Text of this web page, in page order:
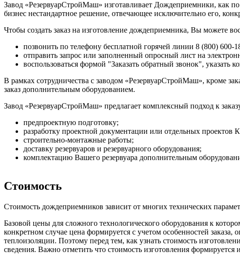
Завод «РезервуарСтройМаш» изготавливает Дождеприемники, как
бизнес нестандартное решение, отвечающее исключительно его,
Чтобы создать заказ на изготовление дождеприемника, Вы можете
позвонить по телефону бесплатной горячей линии 8 (800) 600-
отправить запрос или заполненный опросный лист на
воспользоваться формой "Заказать обратный звонок",
В рамках сотрудничества с заводом «РезервуарСтройМаш», кроме
заказ дополнительным оборудованием.
Завод «РезервуарСтройМаш» предлагает комплексный подход к
предпроектную подготовку;
разработку проектной документации или отдельных
строительно-монтажные работы;
доставку резервуаров и резервуарного оборудования;
комплектацию Вашего резервуара дополнительным
Стоимость
Стоимость дождеприемников зависит от многих технических
Базовой цены для сложного технологического оборудования к
конкретном случае цена формируется с учетом особенностей
теплоизоляции. Поэтому перед тем, как узнать стоимость
сведения. Важно отметить что стоимость изготовления